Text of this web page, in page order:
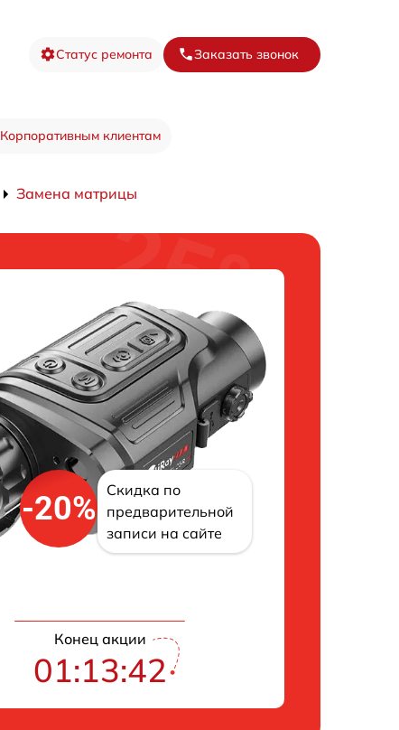
Статус ремонта Заказать звонок
Корпоративным клиентам
Замена матрицы
-20%
Скидка по
предварительной
записи на сайте
Конец акции
01:13:41